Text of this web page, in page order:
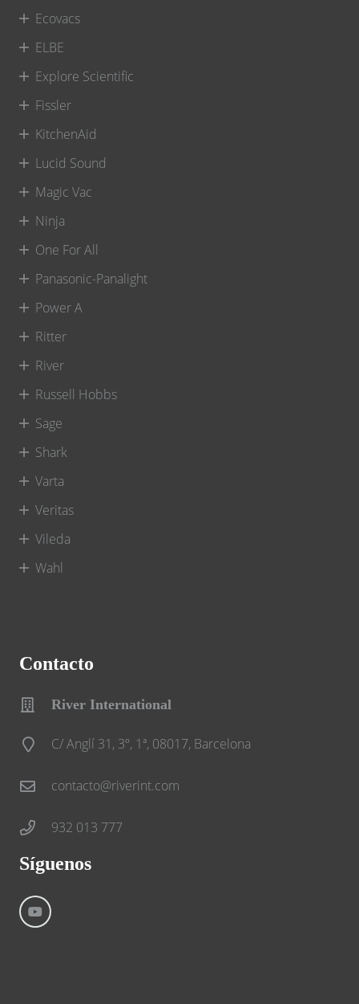
Ecovacs
ELBE
Explore Scientific
Fissler
KitchenAid
Lucid Sound
Magic Vac
Ninja
One For All
Panasonic-Panalight
Power A
Ritter
River
Russell Hobbs
Sage
Shark
Varta
Veritas
Vileda
Wahl
Contacto
River International
C/ Anglí 31, 3º, 1ª, 08017, Barcelona
contacto@riverint.com
932 013 777
Síguenos